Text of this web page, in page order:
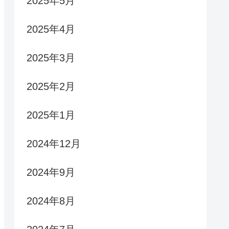
2025年4月
2025年3月
2025年2月
2025年1月
2024年12月
2024年9月
2024年8月